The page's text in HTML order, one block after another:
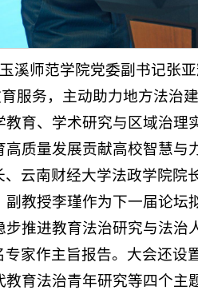
溪师范学院党委副书记张
服务，主动助力地方法治
育、学术研究与区域治
质量发展贡献高校智慧与
云南财经大学法政学院院
教授李瑾作为下一届论
推进教育法治研究与法治
家作主旨报告。大会还
育法治青年研究等四个